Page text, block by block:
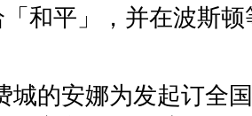
和平」，并在波斯
的安娜为发起订全国